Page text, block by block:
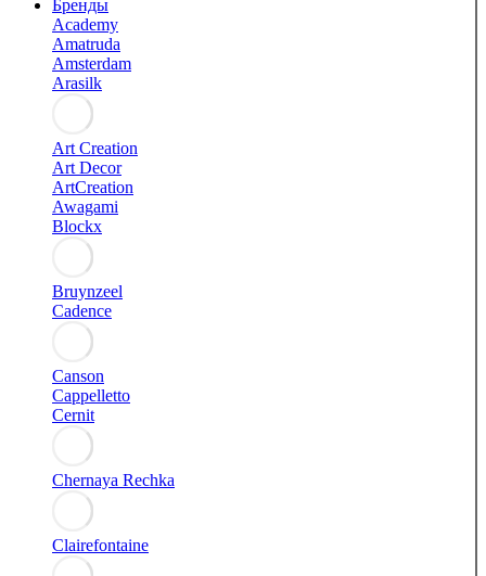
Бренды
Academy
Amatruda
Amsterdam
Arasilk
Art Creation
Art Decor
ArtCreation
Awagami
Blockx
Bruynzeel
Cadence
Canson
Cappelletto
Cernit
Chernaya Rechka
Clairefontaine